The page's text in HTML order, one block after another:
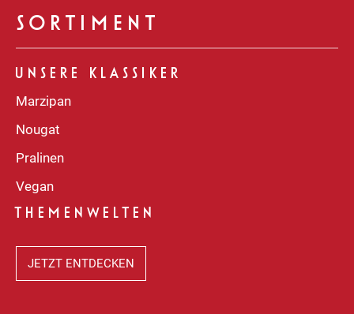
SORTIMENT
UNSERE KLASSIKER
Marzipan
Nougat
Pralinen
Vegan
THEMENWELTEN
JETZT ENTDECKEN